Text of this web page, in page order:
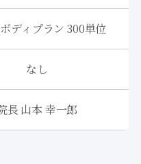
ディプラン 300単位
なし
長 山本 幸一郎